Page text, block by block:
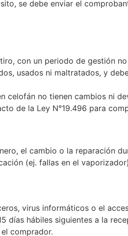
se debe enviar el
con un periodo de gestión
usados ni maltratados, y
celofán no tienen cambios ni
de la Ley N°19.496 para
el cambio o la reparación
(ej. fallas en el
virus informáticos o el
días hábiles siguientes a la
comprador.